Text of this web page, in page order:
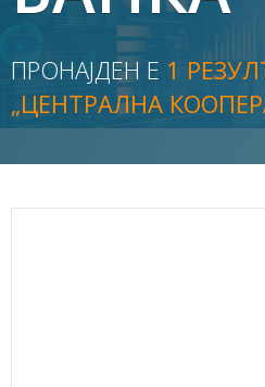
ЖИВОТ
МОЗАИК
ПРОНАЈДЕН Е 1
„ЦЕНТРАЛНА